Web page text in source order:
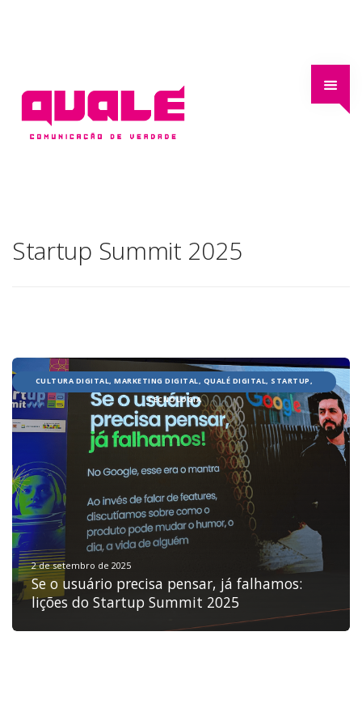
HOME
JOBS
DEPOIMENTOS
CONTATO
Startup Summit 2025
CULTURA DIGITAL, MARKETING DIGITAL, QUALÉ DIGITAL, STARTUP,
TECNOLOGIA
2 de setembro de 2025
Se o usuário precisa pensar, já falhamos:
lições do Startup Summit 2025